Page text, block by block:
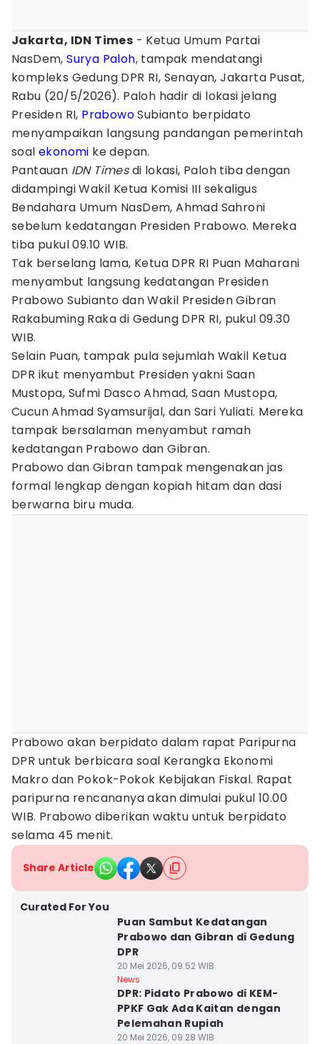
Jakarta, IDN Times - Ketua Umum Partai
NasDem,Surya Paloh, tampak mendatangi
kompleks Gedung DPR RI, Senayan, Jakarta Pusat,
Rabu (20/5/2026). Paloh hadir di lokasi jelang
Presiden RI, PrabowoSubianto berpidato
menyampaikan langsung pandangan pemerintah
soal ekonomi ke depan.
Pantauan IDN Timesdi lokasi, Paloh tiba dengan
didampingi Wakil Ketua Komisi III sekaligus
Bendahara Umum NasDem, Ahmad Sahroni
sebelum kedatangan Presiden Prabowo. Mereka
tiba pukul 09.10 WIB.
Tak berselang lama, Ketua DPR RI Puan Maharani
menyambut langsung kedatangan Presiden
Prabowo Subianto dan Wakil Presiden Gibran
Rakabuming Raka di Gedung DPR RI, pukul 09.30
WIB.
Selain Puan, tampak pula sejumlah Wakil Ketua
DPR ikut menyambut Presiden yakni Saan
Mustopa, Sufmi Dasco Ahmad, Saan Mustopa,
Cucun Ahmad Syamsurijal, dan Sari Yuliati. Mereka
tampak bersalaman menyambut ramah
kedatangan Prabowo dan Gibran.
Prabowo dan Gibran tampak mengenakan jas
formal lengkap dengan kopiah hitam dan dasi
berwarna biru muda.
Prabowo akan berpidato dalam rapat Paripurna
DPR untuk berbicara soal Kerangka Ekonomi
Makro dan Pokok-Pokok Kebijakan Fiskal. Rapat
paripurna rencananya akan dimulai pukul 10.00
WIB. Prabowo diberikan waktu untuk berpidato
selama 45 menit.
Share Article
Curated For You
Puan Sambut Kedatangan
Prabowo dan Gibran di Gedung
DPR
20 Mei 2026, 09:52 WIB
News
DPR: Pidato Prabowo di KEM-
PPKF Gak Ada Kaitan dengan
Pelemahan Rupiah
20 Mei 2026, 09:28 WIB